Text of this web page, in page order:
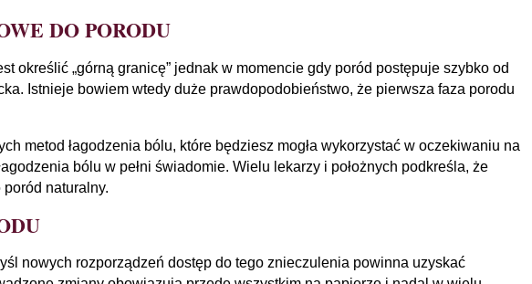
DO PORODU
„górną granicę” jednak w momencie gdy poród postępuje szybko od
Istnieje bowiem wtedy duże prawdopodobieństwo, że pierwsza faza porodu
metod łagodzenia bólu, które będziesz mogła wykorzystać w oczekiwaniu na
bólu w pełni świadomie. Wielu lekarzy i położnych podkreśla, że
naturalny.
nowych rozporządzeń dostęp do tego znieczulenia powinna uzyskać